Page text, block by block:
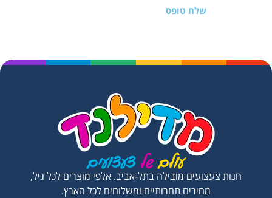
שלח טופס
חנות צעצועים מובילה בתל-אביב. אלפי מוצרים לכל גיל,
מחירים תחרותיים ומשלוחים לכל הארץ.